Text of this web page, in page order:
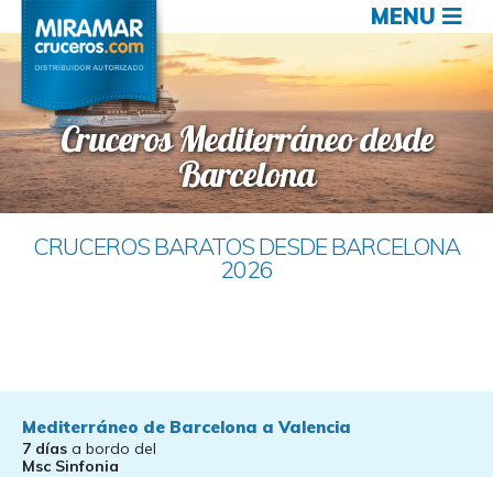
MENU
Cruceros Mediterráneo desde
Barcelona
CRUCEROS BARATOS DESDE BARCELONA
2026
Mediterráneo de Barcelona a Valencia
7 días a bordo del
Msc Sinfonia